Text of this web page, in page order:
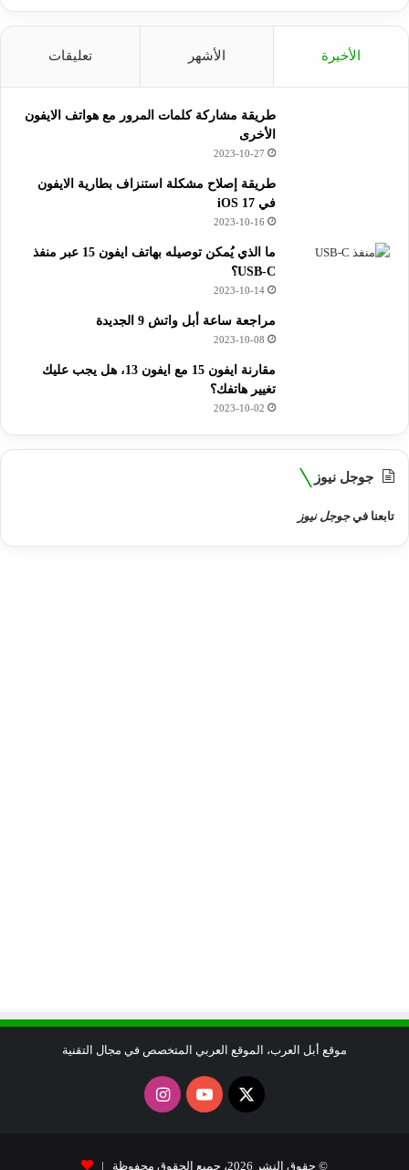
الأخيرة الأشهر تعليقات
طريقة مشاركة كلمات المرور مع هواتف الايفون
الأخرى
2023-10-27
طريقة إصلاح مشكلة استنزاف بطارية الايفون
في iOS 17
2023-10-16
ما الذي يُمكن توصيله بهاتف ايفون 15 عبر منفذ
USB-C؟
2023-10-14
مراجعة ساعة أبل واتش 9 الجديدة
2023-10-08
مقارنة ايفون 15 مع ايفون 13، هل يجب عليك
تغيير هاتفك؟
2023-10-02
جوجل نيوز
تابعنا فيجوجل نيوز
موقع أبل العرب، الموقع العربي المتخصص في مجال التقنية
X يوتيوبانستقرام
© حقوق النشر 2026، جميع الحقوق محفوظة |